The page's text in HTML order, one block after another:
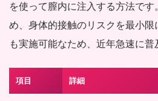
を使って膣内に注入する方法です
め、身体的接触のリスクを最小
も実施可能なため、近年急速に普
項目 詳細